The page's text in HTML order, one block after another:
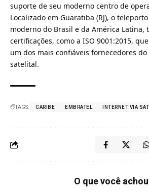
suporte de seu moderno centro de
Localizado em Guaratiba (RJ), o
moderno do Brasil e da América Latina,
certificações, como a ISO 9001:2015,
um dos mais confiáveis fornecedores
satelital.
TAGS: CARIBE EMBRATEL INTERNET VIA
O que você